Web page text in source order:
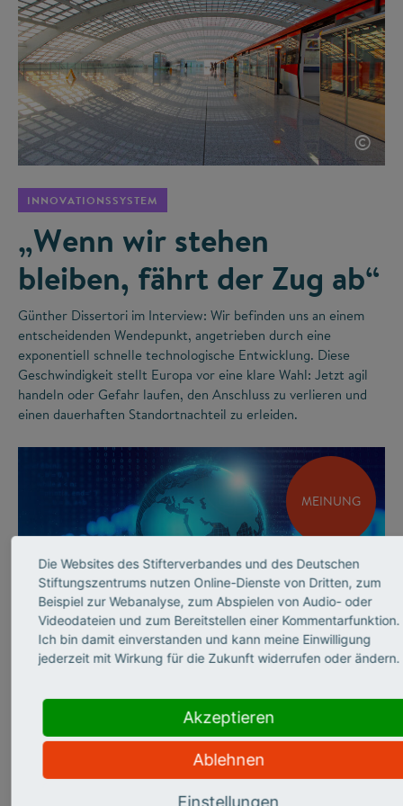
©
INNOVATIONSSYSTEM
„Wenn wir stehen
bleiben, fährt der Zug ab“
Günther Dissertori im Interview: Wir befinden uns an einem
entscheidenden Wendepunkt, angetrieben durch eine
exponentiell schnelle technologische Entwicklung. Diese
Geschwindigkeit stellt Europa vor eine klare Wahl: Jetzt agil
handeln oder Gefahr laufen, den Anschluss zu verlieren und
einen dauerhaften Standortnachteil zu erleiden.
MEINUNG
©
Andrea Frank über
sicherheits­relevante
Die Websites des Stifterverbandes und des Deutschen
Stiftungszentrums nutzen Online-Dienste von Dritten, zum
Beispiel zur Webanalyse, zum Abspielen von Audio- oder
Videodateien und zum Bereitstellen einer Kommentarfunktion.
Ich bin damit einverstanden und kann meine Einwilligung
jederzeit mit Wirkung für die Zukunft widerrufen oder ändern.
Akzeptieren
Ablehnen
Einstellungen